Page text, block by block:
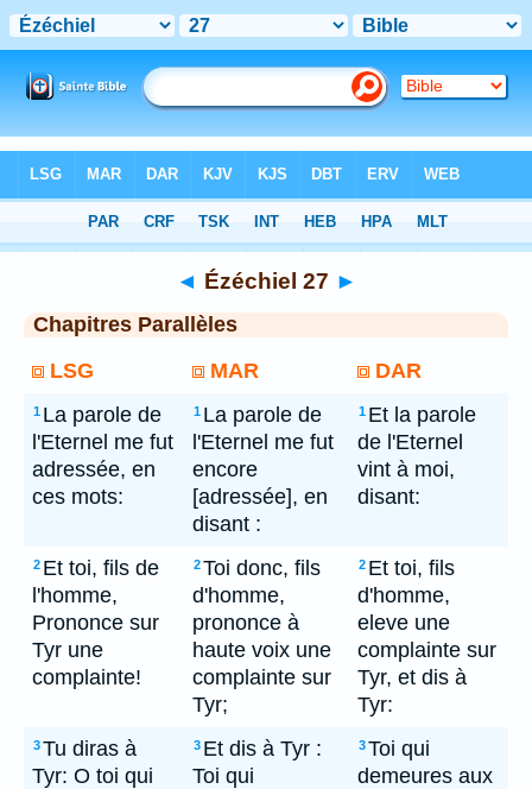
◄ Ézéchiel 27 ►
Chapitres Parallèles
LSG
MAR DAR
1 La parole de
l'Eternel me fut
adressée, en
ces mots:
1 La parole de
l'Eternel me fut
encore
[adressée], en
disant :
1 Et la parole
de l'Eternel
vint à moi,
disant:
2 Et toi, fils de
l'homme,
Prononce sur
Tyr une
complainte!
2Toi donc, fils
d'homme,
prononce à
haute voix une
complainte sur
Tyr;
2 Et toi, fils
d'homme,
eleve une
complainte sur
Tyr, et dis à
Tyr:
3Tu diras à
Tyr: O toi qui
3 Et dis à Tyr :
Toi qui
3Toi qui
demeures aux